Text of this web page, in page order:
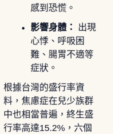
感到恐慌。
影響身體：
出現
心悸、呼吸困
難、腸胃不適等
症狀。
根據台灣的盛行率資
料，焦慮症在兒少族群
中也相當普遍，終生盛
行率高達15.2%，六個